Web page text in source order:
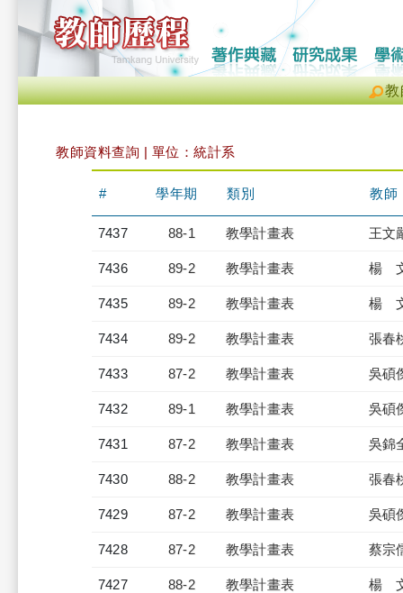
教
教師資料查詢 | 單位：統計系
# 學年期 類別 教師
7437 88-1 教學計畫表 王文
7436 89-2 教學計畫表 楊
7435 89-2 教學計畫表 楊
7434 89-2 教學計畫表 張春
7433 87-2 教學計畫表 吳碩
7432 89-1 教學計畫表 吳碩
7431 87-2 教學計畫表 吳錦
7430 88-2 教學計畫表 張春
7429 87-2 教學計畫表 吳碩
7428 87-2 教學計畫表 蔡宗
7427 88-2 教學計畫表 楊